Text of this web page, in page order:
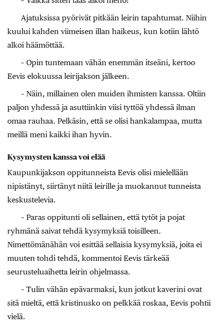
Ajatuksissa pyörivät pitkään leirin tapahtumat. Niihin
kuului kahden viimeisen illan haikeus, kun kotiin lähtö
alkoi häämöttää.
– Opin tuntemaan vähän enemmän itseäni, kertoo
Eevis elokuussa leirijakson jälkeen.
– Näin, millainen olen muiden ihmisten kanssa. Oltiin
paljon yhdessä ja asuttiinkin viisi tyttöä yhdessä ilman
omaa rauhaa. Pelkäsin, että se olisi hankalampaa, mutta
meillä meni kaikki ihan hyvin.
Kysymysten kanssa voi elää
Kaupunkijakson oppitunneista Eevis olisi mielellään
nipistänyt, siirtänyt niitä leirille ja muokannut tunneista
keskustelevia.
– Paras oppitunti oli sellainen, että tytöt ja pojat
ryhmänä saivat tehdä kysymyksiä toisilleen.
Nimettömänähän voi esittää sellaisia kysymyksiä, joita ei
muuten tohdi tehdä, kommentoi Eevis tärkeää
seurusteluaihetta leirin ohjelmassa.
– Tulin vähän epävarmaksi, kun jotkut kaverini ovat
sitä mieltä, että kristinusko on pelkkää roskaa, Eevis pohtii
vielä.